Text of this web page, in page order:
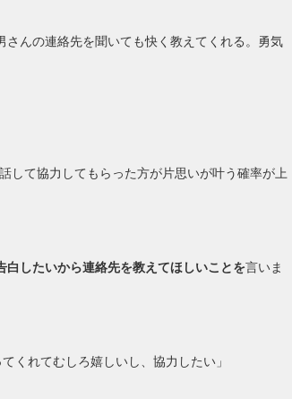
さんの連絡先を聞いても快く教えてくれる。勇気
して協力してもらった方が片思いが叶う確率が上
白したいから連絡先を教えてほしいことを言いま
くれてむしろ嬉しいし、協力したい」